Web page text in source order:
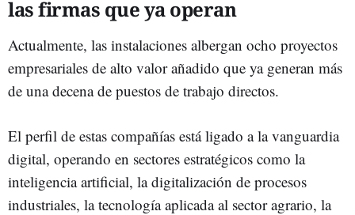
las firmas que ya operan
Actualmente, las instalaciones albergan ocho proyectos
empresariales de alto valor añadido que ya generan más
de una decena de puestos de trabajo directos.
El perfil de estas compañías está ligado a la vanguardia
digital, operando en sectores estratégicos como la
inteligencia artificial, la digitalización de procesos
industriales, la tecnología aplicada al sector agrario, la